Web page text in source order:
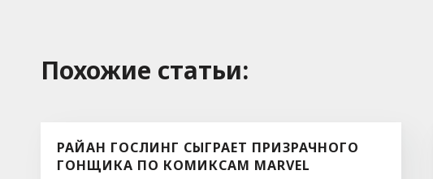
Похожие cтатьи:
РАЙАН ГОСЛИНГ СЫГРАЕТ ПРИЗРАЧНОГО
ГОНЩИКА ПО КОМИКСАМ MARVEL